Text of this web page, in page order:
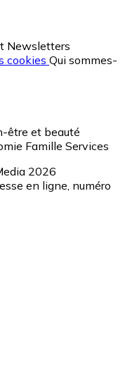
Newsletters
cookies Qui sommes-
être et beauté
Famille Services
2026
en ligne, numéro